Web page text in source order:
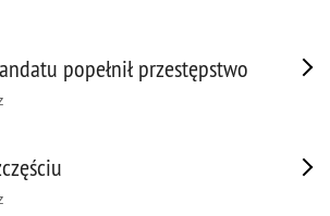
popełnił przestępstwo